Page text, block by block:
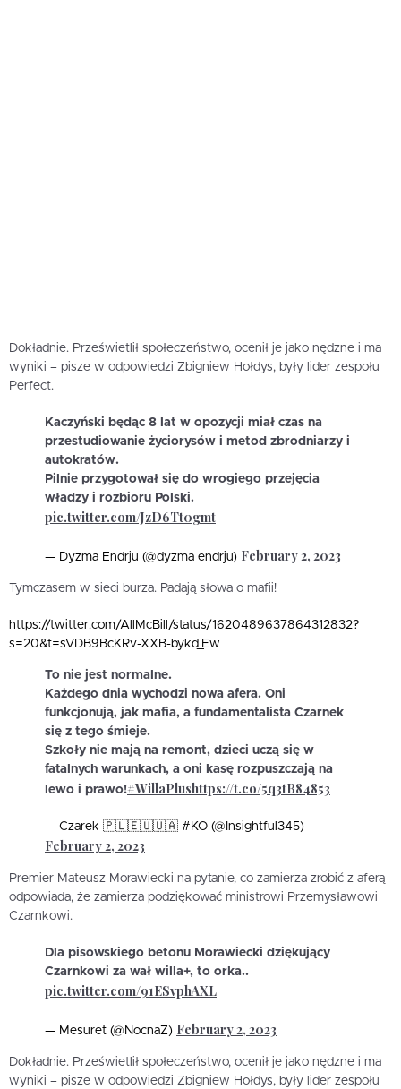
Dokładnie. Prześwietlił społeczeństwo, ocenił je jako nędzne i ma
wyniki – pisze w odpowiedzi Zbigniew Hołdys, były lider zespołu
Perfect.
Kaczyński będąc 8 lat w opozycji miał czas na
przestudiowanie życiorysów i metod zbrodniarzy i
autokratów.
Pilnie przygotował się do wrogiego przejęcia
władzy i rozbioru Polski.
pic.twitter.com/JzD6Tt0gmt
— Dyzma Endrju (@dyzma_endrju) February 2, 2023
Tymczasem w sieci burza. Padają słowa o mafii!
https://twitter.com/AllMcBill/status/1620489637864312832?
s=20&t=sVDB9BcKRv-XXB-bykd_Ew
To nie jest normalne.
Każdego dnia wychodzi nowa afera. Oni
funkcjonują, jak mafia, a fundamentalista Czarnek
się z tego śmieje.
Szkoły nie mają na remont, dzieci uczą się w
fatalnych warunkach, a oni kasę rozpuszczają na
lewo i prawo!#WillaPlushttps://t.co/5q3tB84853
— Czarek 🇵🇱🇪🇺🇺🇦 #KO (@Insightful345)
February 2, 2023
Premier Mateusz Morawiecki na pytanie, co zamierza zrobić z aferą
odpowiada, że zamierza podziękować ministrowi Przemysławowi
Czarnkowi.
Dla pisowskiego betonu Morawiecki dziękujący
Czarnkowi za wał willa+, to orka..
pic.twitter.com/91ESvphAXL
— Mesuret (@NocnaZ) February 2, 2023
Dokładnie. Prześwietlił społeczeństwo, ocenił je jako nędzne i ma
wyniki – pisze w odpowiedzi Zbigniew Hołdys, były lider zespołu